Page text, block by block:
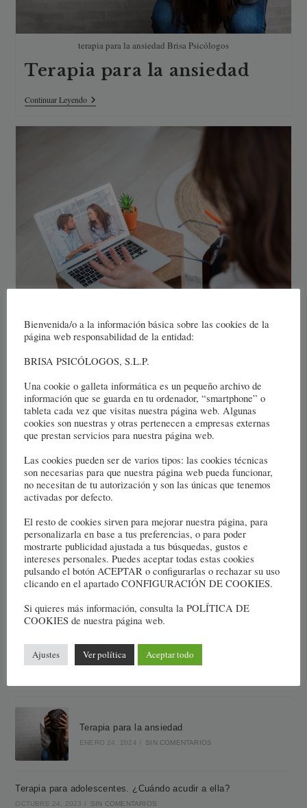
terapia para la ansiedad Brisa Psicólogos
Terapia para la ansiedad
Continuar LeyendoTerapia
Para
terapia online
Terapia online y presencial
Continuar LeyendoTerapia
Online
Y
Presencial
Buscar
Últimas Entradas
Psicólogo infantil. ¿Cuándo es necesario?
MARZO 9, 2023 / SIN COMENTARIOS
La terapia familiar
Terapia para la ansiedad
ENERO 24, 2024 / SIN COMENTARIOS
Terapia para adolescentes. ¿Cuándo acudir a ella?
OCTUBRE 24, 2023 / SIN COMENTARIOS
Bienvenida/o a la información básica sobre las cookies de la
página web responsabilidad de la entidad:
BRISA PSICÓLOGOS, S.L.P.
Una cookie o galleta informática es un pequeño archivo de
información que se guarda en tu ordenador, “smartphone” o
tableta cada vez que visitas nuestra página web. Algunas
cookies son nuestras y otras pertenecen a empresas externas
que prestan servicios para nuestra página web.
Las cookies pueden ser de varios tipos: las cookies técnicas
son necesarias para que nuestra página web pueda funcionar,
no necesitan de tu autorización y son las únicas que tenemos
activadas por defecto.
El resto de cookies sirven para mejorar nuestra página, para
personalizarla en base a tus preferencias, o para poder
mostrarte publicidad ajustada a tus búsquedas, gustos e
intereses personales. Puedes aceptar todas estas cookies
pulsando el botón ACEPTAR o configurarlas o rechazar su uso
clicando en el apartado CONFIGURACIÓN DE COOKIES.
Si quieres más información, consulta la POLÍTICA DE
COOKIES de nuestra página web.
Ajustes Ver política Aceptar todo